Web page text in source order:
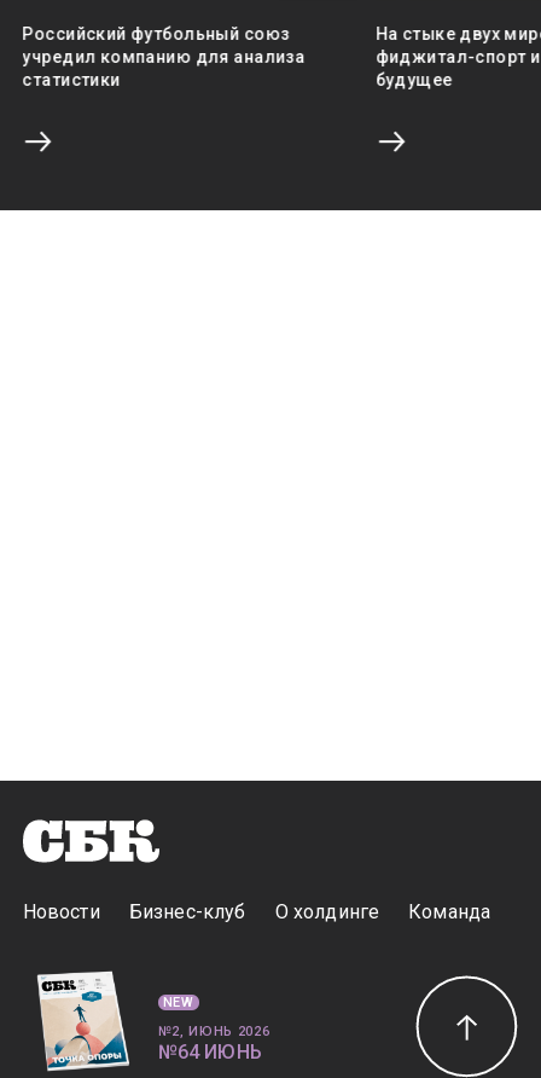
Российский футбольный союз
учредил компанию для анализа
статистики
На стыке двух
фиджитал-спорт
будущее
Новости Бизнес-клуб О холдинге Команда
NEW
№2, ИЮНЬ 2026
№64 ИЮНЬ